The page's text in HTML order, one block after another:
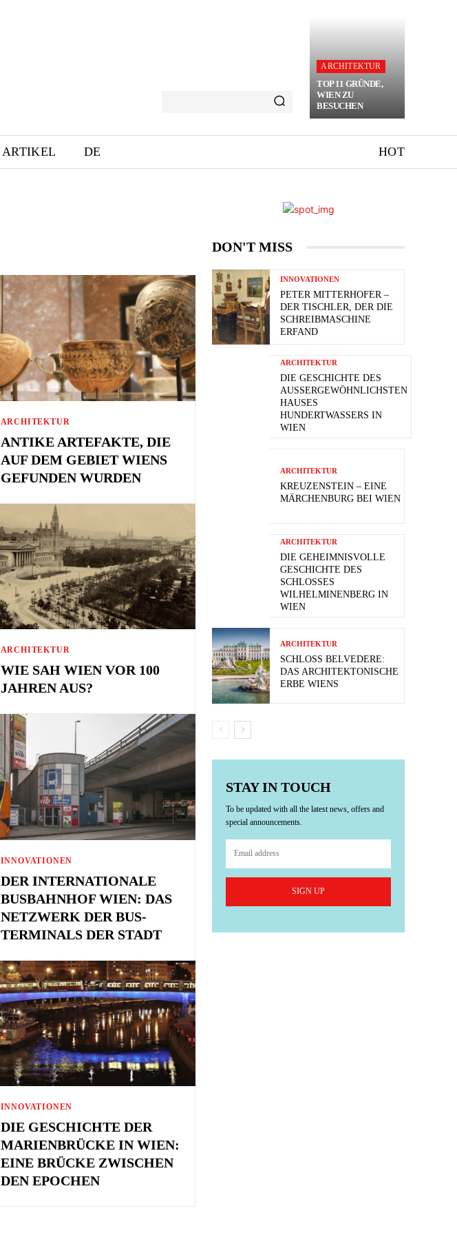
ARCHITEKTUR
TOP 11 GRÜNDE,
WIEN ZU
BESUCHEN
ARTIKEL DE HOT
ARCHITEKTUR
ANTIKE ARTEFAKTE, DIE
AUF DEM GEBIET WIENS
GEFUNDEN WURDEN
ARCHITEKTUR
WIE SAH WIEN VOR 100
JAHREN AUS?
INNOVATIONEN
DER INTERNATIONALE
BUSBAHNHOF WIEN: DAS
NETZWERK DER BUS-
TERMINALS DER STADT
INNOVATIONEN
DIE GESCHICHTE DER
MARIENBRÜCKE IN WIEN:
EINE BRÜCKE ZWISCHEN
DEN EPOCHEN
DON'T MISS
INNOVATIONEN
PETER MITTERHOFER –
DER TISCHLER, DER DIE
SCHREIBMASCHINE
ERFAND
ARCHITEKTUR
DIE GESCHICHTE DES
AUSSERGEWÖHNLICHSTEN H
AUSES H
UNDERTWASSERS IN W
IEN
ARCHITEKTUR
KREUZENSTEIN – EINE
MÄRCHENBURG BEI WIEN
ARCHITEKTUR
DIE GEHEIMNISVOLLE
GESCHICHTE DES
SCHLOSSES
WILHELMINENBERG IN
WIEN
ARCHITEKTUR
SCHLOSS BELVEDERE:
DAS ARCHITEKTONISCHE
ERBE WIENS
STAY IN TOUCH
To be updated with all the latest news, offers and
special announcements.
SIGN UP